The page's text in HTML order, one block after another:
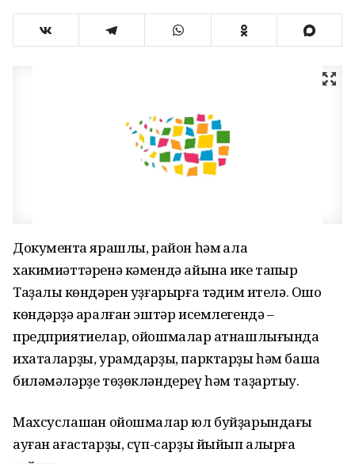
Документҡа ярашлы, район һәм ҡала
хакимиәттәренә кәмендә айына ике тапҡыр
Таҙалыҡ көндәрен уҙғарырға тәҡдим ителә. Ошо
көндәрҙә ҡаралған эштәр исемлегендә –
предприятиелар, ойошмалар ҡатнашлығында
ихаталарҙы, урамдарҙы, парктарҙы һәм башҡа
биләмәләрҙе төҙөкләндереү һәм таҙартыу.
Махсуслашҡан ойошмалар юл буйҙарындағы
ауған ағастарҙы, сүп-сарҙы йыйып алырға